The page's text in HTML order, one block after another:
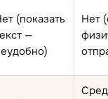
(показать
—
Нет